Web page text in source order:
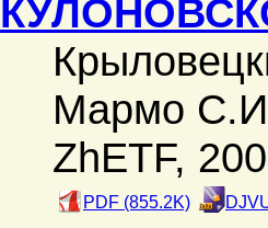
Мармо
ZhETF,
PDF (855.2K)